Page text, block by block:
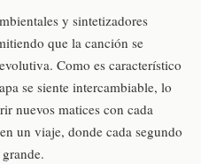
y sintetizadores
que la canción se
Como es característico
se siente intercambiable, lo
nuevos matices con cada
un viaje, donde cada segundo